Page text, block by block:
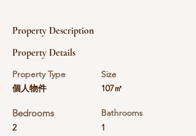
Property Description
Property Details
Property Type
個人物件
Bedrooms
2
Size
107㎡
Bathrooms
1